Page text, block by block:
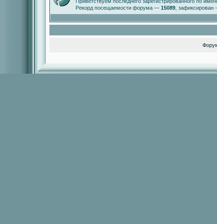
Рекорд посещаемости форума — 15089 ,